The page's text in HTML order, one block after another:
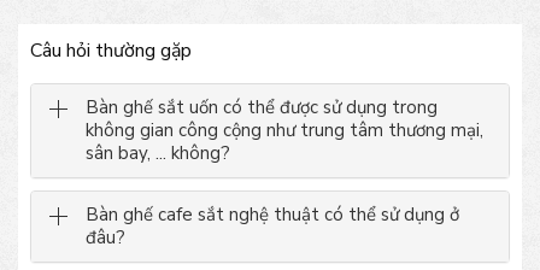
Câu hỏi thường gặp
Bàn ghế sắt uốn có thể được sử dụng trong
không gian công cộng như trung tâm thương mại,
sân bay, ... không?
Bàn ghế cafe sắt nghệ thuật có thể sử dụng ở
đâu?